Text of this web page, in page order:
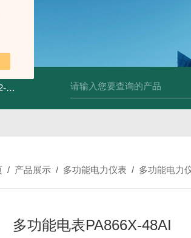
器 变送器GPV-V1-F1-P2-O3
/ 产品展示 / 多功能电力仪表 / 多功能电力
多功能电表PA866X-48AI